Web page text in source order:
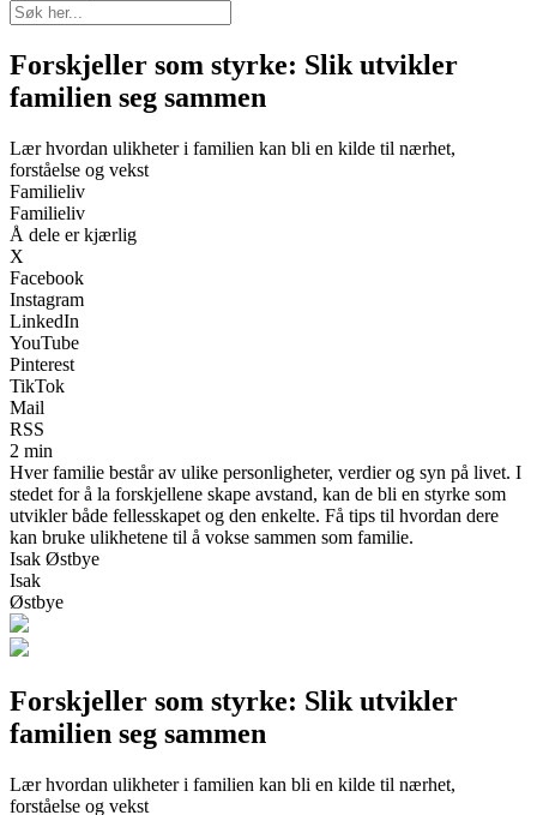
Forskjeller som styrke: Slik utvikler
familien seg sammen
Lær hvordan ulikheter i familien kan bli en kilde til nærhet,
forståelse og vekst
Familieliv
Familieliv
Å dele er kjærlig
X
Facebook
Instagram
LinkedIn
YouTube
Pinterest
TikTok
Mail
RSS
2 min
Hver familie består av ulike personligheter, verdier og syn på livet. I
stedet for å la forskjellene skape avstand, kan de bli en styrke som
utvikler både fellesskapet og den enkelte. Få tips til hvordan dere
kan bruke ulikhetene til å vokse sammen som familie.
Isak Østbye
Isak
Østbye
Forskjeller som styrke: Slik utvikler
familien seg sammen
Lær hvordan ulikheter i familien kan bli en kilde til nærhet,
forståelse og vekst